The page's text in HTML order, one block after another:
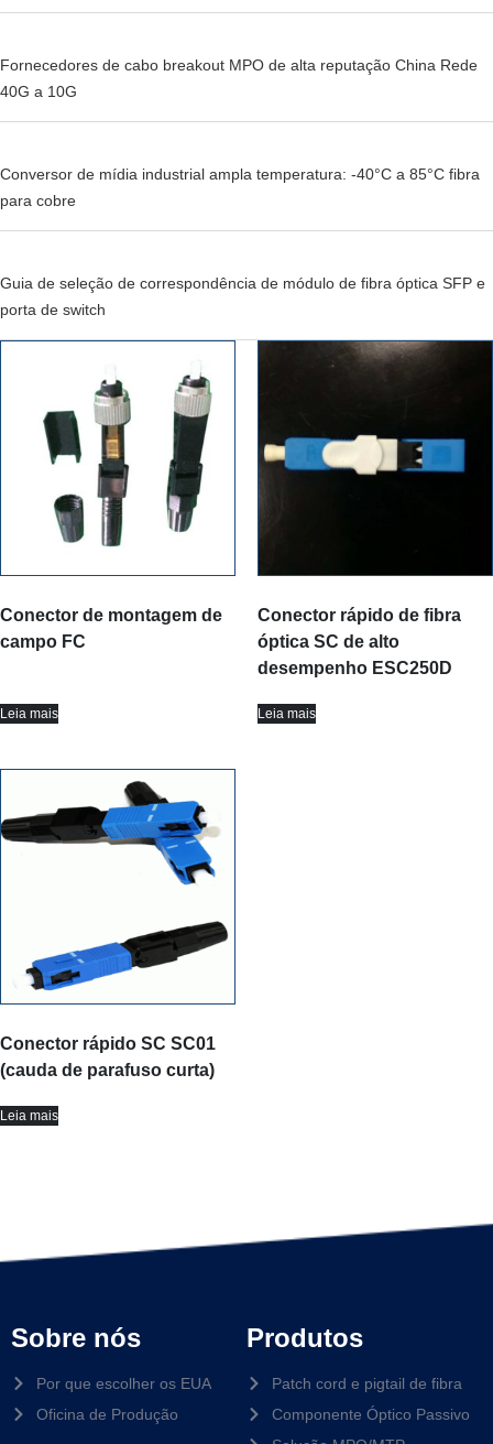
Fornecedores de cabo breakout MPO de alta reputação China Rede
40G a 10G
Conversor de mídia industrial ampla temperatura: -40°C a 85°C fibra
para cobre
Guia de seleção de correspondência de módulo de fibra óptica SFP e
porta de switch
Conector de montagem de
campo FC
Leia mais
Conector rápido de fibra
óptica SC de alto
desempenho ESC250D
Leia mais
Conector rápido SC SC01
(cauda de parafuso curta)
Leia mais
Sobre nós
Por que escolher os EUA
Oficina de Produção
Produtos
Patch cord e pigtail de fibra
Componente Óptico Passivo